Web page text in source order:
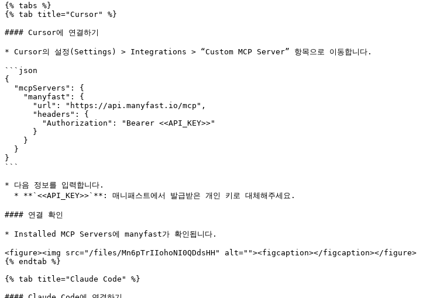
{% tabs %}
{% tab title="Cursor" %}
#### Cursor에 연결하기
* Cursor의 설정(Settings) > Integrations > “Custom MCP Server” 항목으로 이동합니다.
```json
{
}
```
* 다음 정보를 입력합니다.
#### 연결 확인
* Installed MCP Servers에 manyfast가 확인됩니다.
<figure><img src="/files/Mn6pTrIIohoNI0QDdsHH" alt=""><figcaption></figcaption></figure>
{% endtab %}
{% tab title="Claude Code" %}